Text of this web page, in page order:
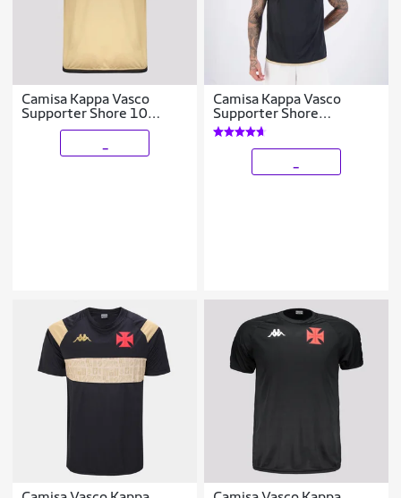
Camisa Kappa Vasco
Supporter Shore 10
Coutinho
Camisa Kappa Vasco
Supporter Shore
Masculina